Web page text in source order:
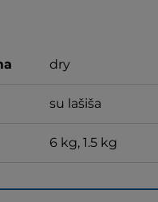
dry
su lašiša
6 kg, 1.5 kg